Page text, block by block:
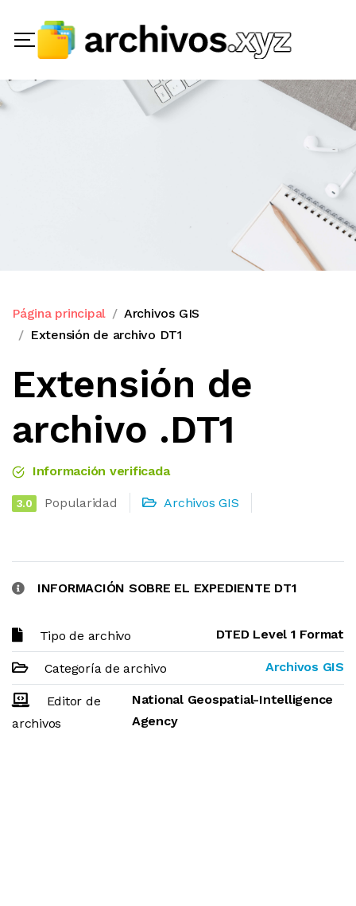
Página principal
Archivos GIS
Extensión de archivo DT1
Extensión de
archivo .DT1
Información verificada
3.0 Popularidad Archivos GIS
INFORMACIÓN SOBRE EL EXPEDIENTE DT1
Tipo de archivo DTED Level 1 Format
Categoría de archivo Archivos GIS
Editor de
archivos
National Geospatial-Intelligence
Agency